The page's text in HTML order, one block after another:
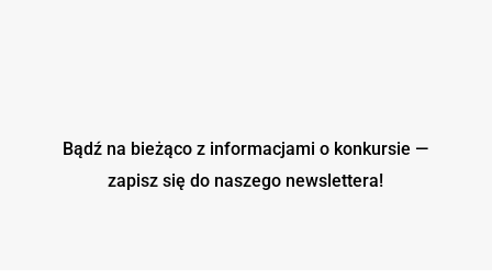
Bądź na bieżąco z informacjami o konkursie —
zapisz się do naszego newslettera!